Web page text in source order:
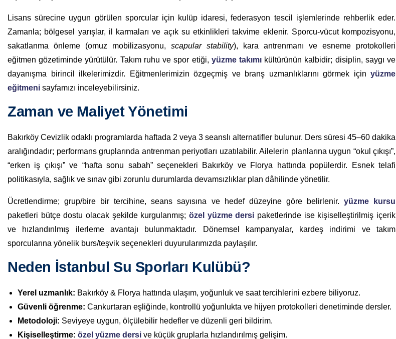
Lisans sürecine uygun görülen sporcular için kulüp idaresi, federasyon tescil işlemlerinde rehberlik eder.
Zamanla; bölgesel yarışlar, il karmaları ve açık su etkinlikleri takvime eklenir. Sporcu-vücut kompozisyonu,
sakatlanma önleme (omuz mobilizasyonu, scapular stability), kara antrenmanı ve esneme protokolleri
eğitmen gözetiminde yürütülür. Takım ruhu ve spor etiği, yüzme takımıkültürünün kalbidir; disiplin, saygı ve
dayanışma birincil ilkelerimizdir. Eğitmenlerimizin özgeçmiş ve branş uzmanlıklarını görmek için yüzme
eğitmeni sayfamızı inceleyebilirsiniz.
Zaman ve Maliyet Yönetimi
Bakırköy Cevizlik odaklı programlarda haftada 2 veya 3 seanslı alternatifler bulunur. Ders süresi 45–60 dakika
aralığındadır; performans gruplarında antrenman periyotları uzatılabilir. Ailelerin planlarına uygun “okul çıkışı”,
“erken iş çıkışı” ve “hafta sonu sabah” seçenekleri Bakırköy ve Florya hattında popülerdir. Esnek telafi
politikasıyla, sağlık ve sınav gibi zorunlu durumlarda devamsızlıklar plan dâhilinde yönetilir.
Ücretlendirme; grup/bire bir tercihine, seans sayısına ve hedef düzeyine göre belirlenir. yüzme kursu
paketleri bütçe dostu olacak şekilde kurgulanmış; özel yüzme dersi paketlerinde ise kişiselleştirilmiş içerik
ve hızlandırılmış ilerleme avantajı bulunmaktadır. Dönemsel kampanyalar, kardeş indirimi ve takım
sporcularına yönelik burs/teşvik seçenekleri duyurularımızda paylaşılır.
Neden İstanbul Su Sporları Kulübü?
Yerel uzmanlık: Bakırköy & Florya hattında ulaşım, yoğunluk ve saat tercihlerini ezbere biliyoruz.
Güvenli öğrenme: Cankurtaran eşliğinde, kontrollü yoğunlukta ve hijyen protokolleri denetiminde dersler.
Metodoloji: Seviyeye uygun, ölçülebilir hedefler ve düzenli geri bildirim.
Kişiselleştirme: özel yüzme dersi ve küçük gruplarla hızlandırılmış gelişim.